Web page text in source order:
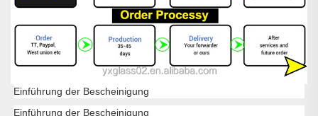
Einführung der Bescheinigung
Einführung der Bescheinigung